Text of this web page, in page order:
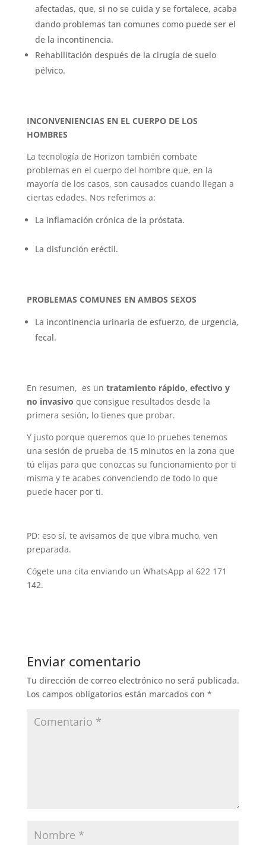
afectadas, que, si no se cuida y se fortalece, acaba
dando problemas tan comunes como puede ser el
de la incontinencia.
Rehabilitación después de la cirugía de suelo
pélvico.
INCONVENIENCIAS EN EL CUERPO DE LOS
HOMBRES
La tecnología de Horizon también combate
problemas en el cuerpo del hombre que, en la
mayoría de los casos, son causados cuando llegan a
ciertas edades. Nos referimos a:
La inflamación crónica de la próstata.
La disfunción eréctil.
PROBLEMAS COMUNES EN AMBOS SEXOS
La incontinencia urinaria de esfuerzo, de urgencia,
fecal.
En resumen, es un tratamiento rápido, efectivo y
no invasivo que consigue resultados desde la
primera sesión, lo tienes que probar.
Y justo porque queremos que lo pruebes tenemos
una sesión de prueba de 15 minutos en la zona que
tú elijas para que conozcas su funcionamiento por ti
misma y te acabes convenciendo de todo lo que
puede hacer por ti.
PD: eso sí, te avisamos de que vibra mucho, ven
preparada.
Cógete una cita enviando un WhatsApp al 622 171
142.
Enviar comentario
Tu dirección de correo electrónico no será publicada.
Los campos obligatorios están marcados con *